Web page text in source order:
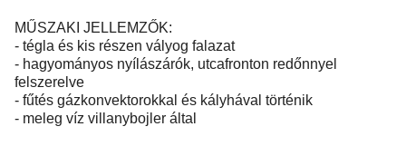
MŰSZAKI JELLEMZŐK:
- tégla és kis részen vályog falazat
- hagyományos nyílászárók, utcafronton redőnnyel
felszerelve
- fűtés gázkonvektorokkal és kályhával történik
- meleg víz villanybojler által